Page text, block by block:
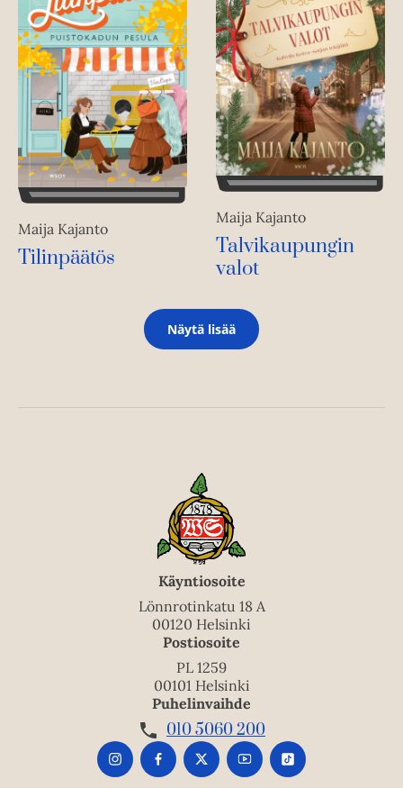
Maija Kajanto
Tilinpäätös
Maija Kajanto
Talvikaupungin
valot
Näytä lisää
Käyntiosoite
Lönnrotinkatu 18 A
00120 Helsinki
Postiosoite
PL 1259
00101 Helsinki
Puhelinvaihde
010 5060 200